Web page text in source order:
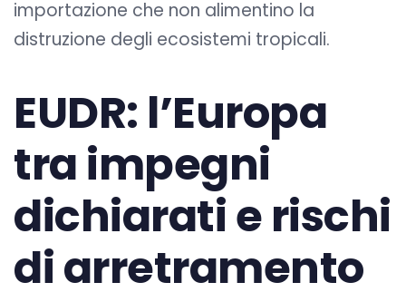
importazione che non alimentino la
distruzione degli ecosistemi tropicali.
EUDR: l’Europa
tra impegni
dichiarati e rischi
di arretramento